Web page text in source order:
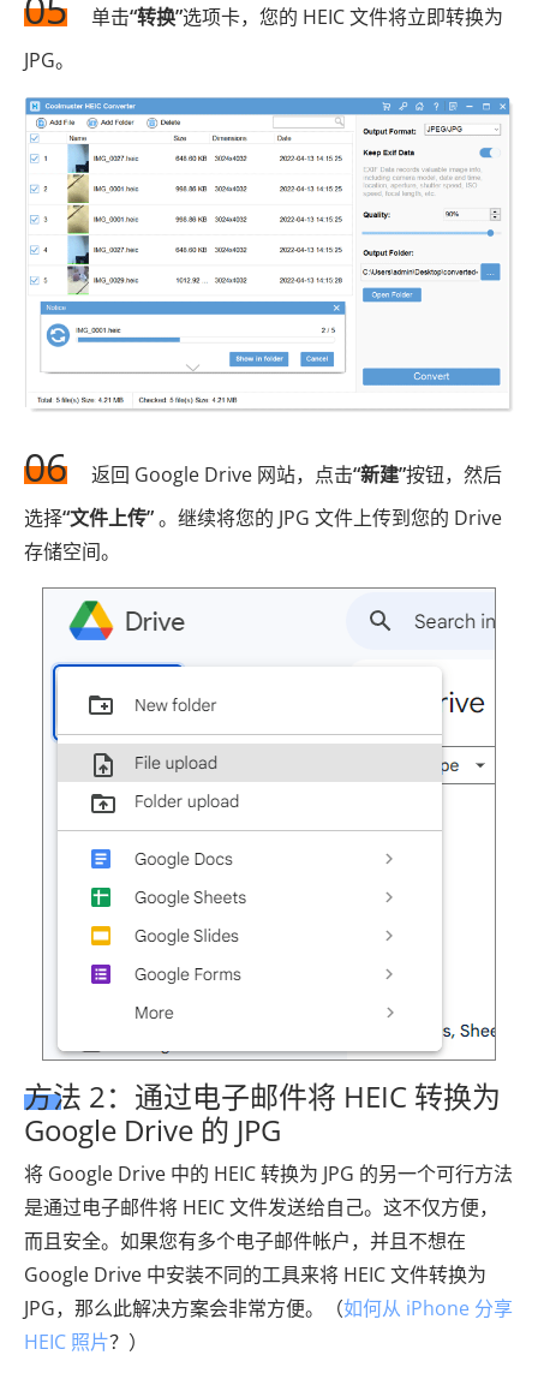
单击“转换”选项卡，您的 HEIC 文件将立即转换为
JPG。
06 返回 Google Drive 网站，点击“新建”按钮，然后
选择“文件上传”。继续将您的 JPG 文件上传到您的 Drive
存储空间。
方法 2：通过电子邮件将 HEIC 转换为
Google Drive 的 JPG
将 Google Drive 中的 HEIC 转换为 JPG 的另一个可行方法
是通过电子邮件将 HEIC 文件发送给自己。这不仅方便，
而且安全。如果您有多个电子邮件帐户，并且不想在
Google Drive 中安装不同的工具来将 HEIC 文件转换为
JPG，那么此解决方案会非常方便。（如何从 iPhone 分享
HEIC 照片？）